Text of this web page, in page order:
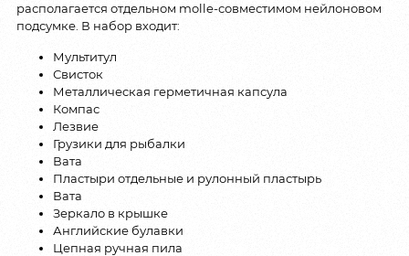
располагается отдельном molle-совместимом нейлоновом
подсумке. В набор входит:
Мультитул
Свисток
Металлическая герметичная капсула
Компас
Лезвие
Грузики для рыбалки
Вата
Пластыри отдельные и рулонный пластырь
Вата
Зеркало в крышке
Английские булавки
Цепная ручная пила